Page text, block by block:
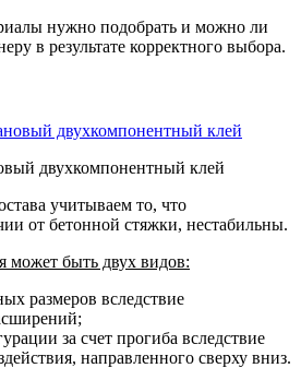
нужно подобрать и можно ли
в результате корректного выбора.
двухкомпонентный клей
учитываем то, что
от бетонной стяжки, нестабильны.
может быть двух видов:
размеров вследствие
за счет прогиба вследствие
направленного сверху вниз.